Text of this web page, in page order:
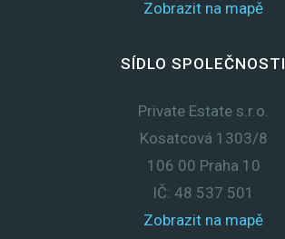
Zobrazit na mapě
SÍDLO SPOLEČNOSTI
Private Estate s.r.o.
Kosatcová 1303/8
106 00 Praha 10
IČ: 48 537 501
Zobrazit na mapě